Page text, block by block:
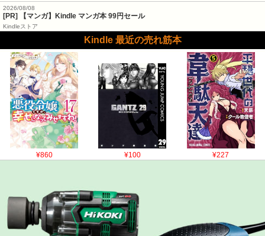
2026/08/08
[PR] 【マンガ】Kindle マンガ本 99円セール
Kindleストア
Kindle 最近の売れ筋本
¥860 ¥100 ¥227